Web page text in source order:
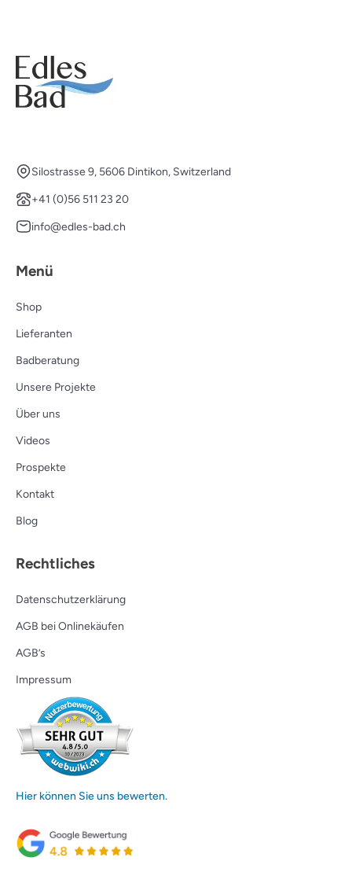
Silostrasse 9, 5606 Dintikon, Switzerland
+41 (0)56 511 23 20
info@edles-bad.ch
Menü
Shop
Lieferanten
Badberatung
Unsere Projekte
Über uns
Videos
Prospekte
Kontakt
Blog
Rechtliches
Datenschutzerklärung
AGB bei Onlinekäufen
AGB’s
Impressum
Hier können Sie uns bewerten.